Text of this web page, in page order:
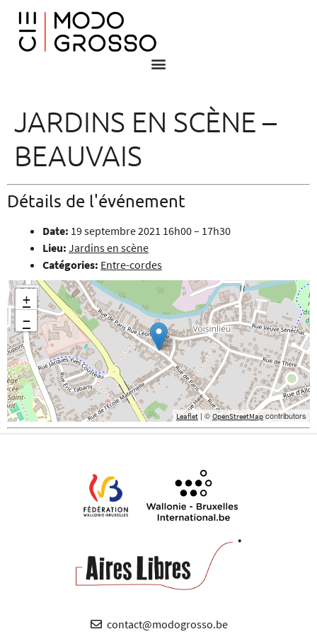
JARDINS EN SCÈNE –
BEAUVAIS
Détails de l'événement
Date: 19 septembre 2021 16h00– 17h30
Lieu: Jardins en scène
Catégories: Entre-cordes
+
−
Leaflet | © OpenStreetMap contributors
contact@modogrosso.be